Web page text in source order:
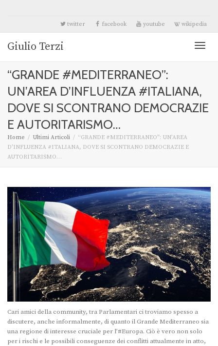
twitter facebook youtube wikipedia
Giulio Terzi
“GRANDE #MEDITERRANEO”:
UN’AREA D’INFLUENZA #ITALIANA,
DOVE SI SCONTRANO DEMOCRAZIE
E AUTORITARISMO…
Home Ultimi Articoli
“GRANDE #MEDITERRANEO”: UN’AREA
D’INFLUENZA #ITALIANA, DOVE SI SCONTRANO DEMOCRAZIE E
AUTORITARISMO…
Cari amici della community, tra Parlamentari ci troviamo spesso a
discutere, anche informalmente, di quanto il Grande Mediterraneo sia
una regione di interesse cruciale per l’#Europa. Ciò è vero non solo
per i rischi e le possibili conseguenze dei conflitti attualmente in atto,